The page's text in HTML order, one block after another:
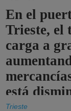
En el
Trieste, el
carga a
está
Trieste